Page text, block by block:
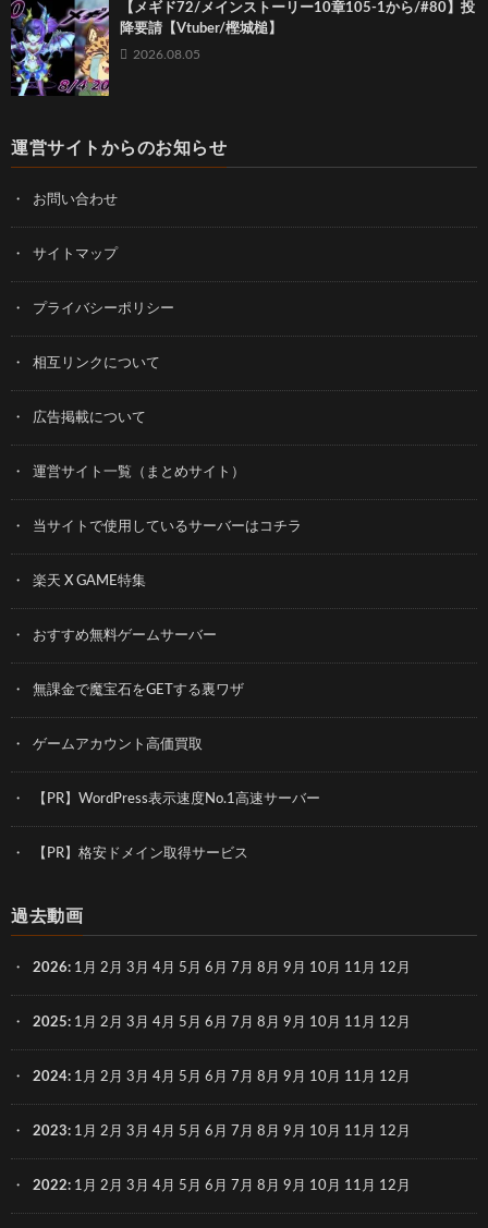
【メギド72/メインストーリー10章105-1から/#80】投
降要請【Vtuber/樫城槌】
2026.08.05
運営サイトからのお知らせ
お問い合わせ
サイトマップ
プライバシーポリシー
相互リンクについて
広告掲載について
運営サイト一覧（まとめサイト）
当サイトで使用しているサーバーはコチラ
楽天 X GAME特集
おすすめ無料ゲームサーバー
無課金で魔宝石をGETする裏ワザ
ゲームアカウント高価買取
【PR】WordPress表示速度No.1高速サーバー
【PR】格安ドメイン取得サービス
過去動画
2026: 1月 2月 3月 4月 5月 6月 7月 8月 9月 10月 11月 12月
2025: 1月 2月 3月 4月 5月 6月 7月 8月 9月 10月 11月 12月
2024: 1月 2月 3月 4月 5月 6月 7月 8月 9月 10月 11月 12月
2023: 1月 2月 3月 4月 5月 6月 7月 8月 9月 10月 11月 12月
2022: 1月 2月 3月 4月 5月 6月 7月 8月 9月 10月 11月 12月